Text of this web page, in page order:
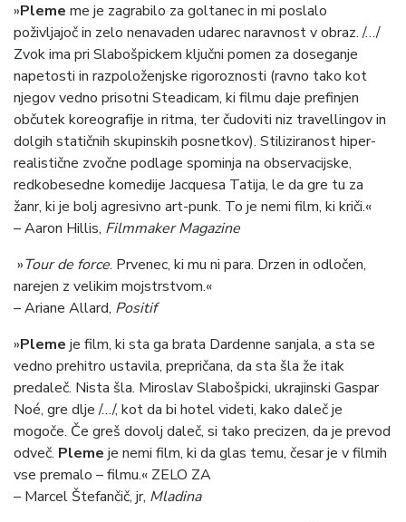
»Pleme me je zagrabilo za goltanec in mi poslalo
poživljajoč in zelo nenavaden udarec naravnost v obraz. /…/
Zvok ima pri Slabošpickem ključni pomen za doseganje
napetosti in razpoloženjske rigoroznosti (ravno tako kot
njegov vedno prisotni Steadicam, ki filmu daje prefinjen
občutek koreografije in ritma, ter čudoviti niz travellingov in
dolgih statičnih skupinskih posnetkov). Stiliziranost hiper-
realistične zvočne podlage spominja na observacijske,
redkobesedne komedije Jacquesa Tatija, le da gre tu za
žanr, ki je bolj agresivno art-punk. To je nemi film, ki kriči.«
– Aaron Hillis, Filmmaker Magazine
»Tour de force. Prvenec, ki mu ni para. Drzen in odločen,
narejen z velikim mojstrstvom.«
– Ariane Allard, Positif
»Pleme je film, ki sta ga brata Dardenne sanjala, a sta se
vedno prehitro ustavila, prepričana, da sta šla že itak
predaleč. Nista šla. Miroslav Slabošpicki, ukrajinski Gaspar
Noé, gre dlje /…/, kot da bi hotel videti, kako daleč je
mogoče. Če greš dovolj daleč, si tako precizen, da je prevod
odveč. Pleme je nemi film, ki da glas temu, česar je v filmih
vse premalo – filmu.« ZELO ZA
– Marcel Štefančič, jr, Mladina